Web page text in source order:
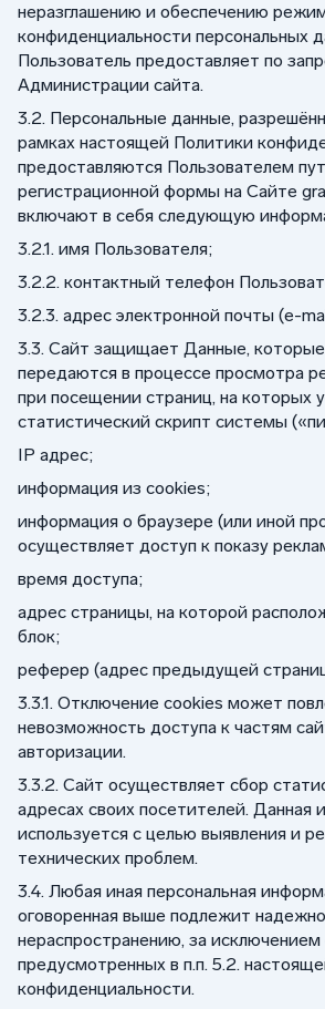
неразглашению и обеспечению
конфиденциальности персональных
Пользователь предоставляет по
Администрации сайта.
3.2. Персональные данные,
рамках настоящей Политики
предоставляются Пользователем
регистрационной формы на Сайте
включают в себя следующую
3.2.1. имя Пользователя;
3.2.2. контактный телефон
3.2.3. адрес электронной почты (e-
3.3. Сайт защищает Данные,
передаются в процессе просмотра
при посещении страниц, на которых
статистический скрипт системы
IP адрес;
информация из cookies;
информация о браузере (или иной
осуществляет доступ к показу
время доступа;
адрес страницы, на которой
блок;
реферер (адрес предыдущей
3.3.1. Отключение cookies может
невозможность доступа к частям
авторизации.
3.3.2. Сайт осуществляет сбор
адресах своих посетителей. Данная
используется с целью выявления и
технических проблем.
3.4. Любая иная персональная
оговоренная выше подлежит
нераспространению, за исключением
предусмотренных в п.п. 5.2.
конфиденциальности.